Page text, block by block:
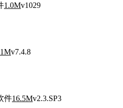
1.0Mv1029
v7.4.8
件16.5Mv2.3.SP3